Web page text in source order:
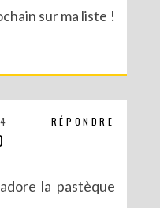
sur ma liste !
RÉPONDRE
la pastèque